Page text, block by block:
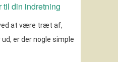
din indretning
at være træt af,
er der nogle simple